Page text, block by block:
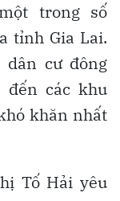
trong số
tỉnh Gia Lai.
cư đông
đến các khu
khăn nhất
Tố Hải yêu